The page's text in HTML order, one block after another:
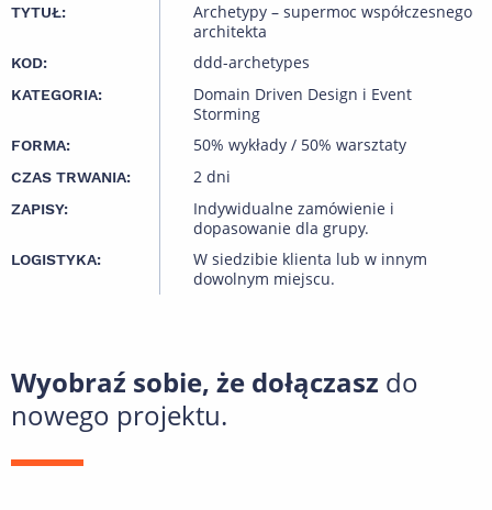
TYTUŁ:
Archetypy – supermoc współczesnego
architekta
KOD: ddd-archetypes
KATEGORIA:
Domain Driven Design i Event
Storming
FORMA: 50% wykłady / 50% warsztaty
CZAS TRWANIA: 2 dni
ZAPISY:
Indywidualne zamówienie i
dopasowanie dla grupy.
LOGISTYKA:
W siedzibie klienta lub w innym
dowolnym miejscu.
Wyobraź sobie, że dołączasz do
nowego projektu.